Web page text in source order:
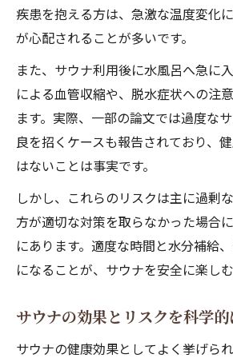
疾患を抱える方は、急激な温度変化
が心配されることが多いです。
また、サウナ利用後に水風呂へ急に
による血管収縮や、脱水症状への注
ます。実際、一部の論文では過度な
良を招くケースも報告されており、
はないことは事実です。
しかし、これらのリスクは主に過剰
方が適切な対策を取らなかった場合
にあります。適度な時間と水分補給
になることが、サウナを安全に楽し
サウナの効果とリスクを科学
サウナの健康効果としてよく挙げら